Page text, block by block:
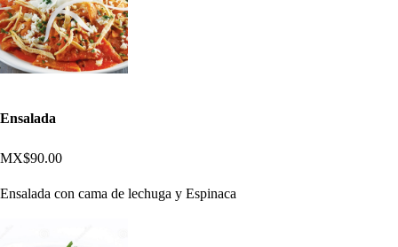
Ensalada
MX$90.00
Ensalada con cama de lechuga y Espinaca